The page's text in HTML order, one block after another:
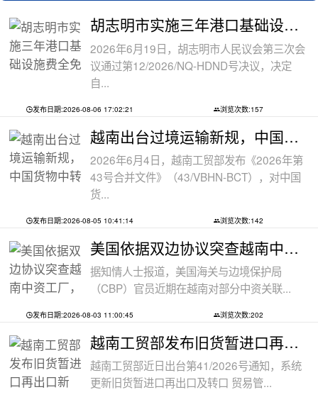
胡志明市实施三年港口基础设施费全免政
2026年6月19日，胡志明市人民议会第三次会
议通过第12/2026/NQ-HDND号决议，决定
自...
发布日期:2026-08-06 17:02:21 浏览次数:157
越南出台过境运输新规，中国货物中转通
2026年6月4日，越南工贸部发布《2026年第
43号合并文件》（43/VBHN-BCT），对中国
货...
发布日期:2026-08-05 10:41:14 浏览次数:142
美国依据双边协议突查越南中资工厂，三
据知情人士报道，美国海关与边境保护局
（CBP）官员近期在越南对部分中资关联...
发布日期:2026-08-03 11:00:45 浏览次数:202
越南工贸部发布旧货暂进口再出口新规：
越南工贸部近日出台第41/2026号通知，系统
更新旧货暂进口再出口及转口 贸易管...